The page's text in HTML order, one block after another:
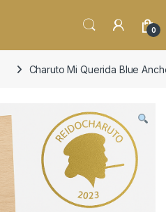
0
Charuto Mi Querida Blue